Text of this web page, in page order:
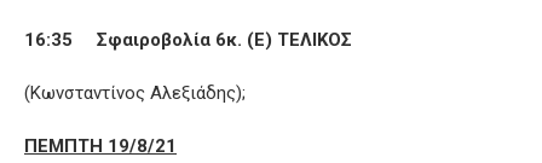
16:35 Σφαιροβολία 6κ. (Ε) ΤΕΛΙΚΟΣ
(Κωνσταντίνος Αλεξιάδης);
ΠΕΜΠΤΗ 19/8/21